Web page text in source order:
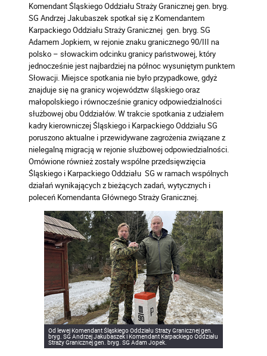
Komendant Śląskiego Oddziału Straży Granicznej gen. bryg.
SG Andrzej Jakubaszek spotkał się z Komendantem
Karpackiego Oddziału Straży Granicznej gen. bryg. SG
Adamem Jopkiem, w rejonie znaku granicznego 90/III na
polsko – słowackim odcinku granicy państwowej, który
jednocześnie jest najbardziej na północ wysuniętym punktem
Słowacji. Miejsce spotkania nie było przypadkowe, gdyż
znajduje się na granicy województw śląskiego oraz
małopolskiego i równocześnie granicy odpowiedzialności
służbowej obu Oddziałów. W trakcie spotkania z udziałem
kadry kierowniczej Śląskiego i Karpackiego Oddziału SG
poruszono aktualne i przewidywane zagrożenia związane z
nielegalną migracją w rejonie służbowej odpowiedzialności.
Omówione również zostały wspólne przedsięwzięcia
Śląskiego i Karpackiego Oddziału SG w ramach wspólnych
działań wynikających z bieżących zadań, wytycznych i
poleceń Komendanta Głównego Straży Granicznej.
Od lewej Komendant Śląskiego Oddziału Straży Granicznej gen.
bryg. SG Andrzej Jakubaszek i Komendant Karpackiego Oddziału
Straży Granicznej gen. bryg. SG Adam Jopek.